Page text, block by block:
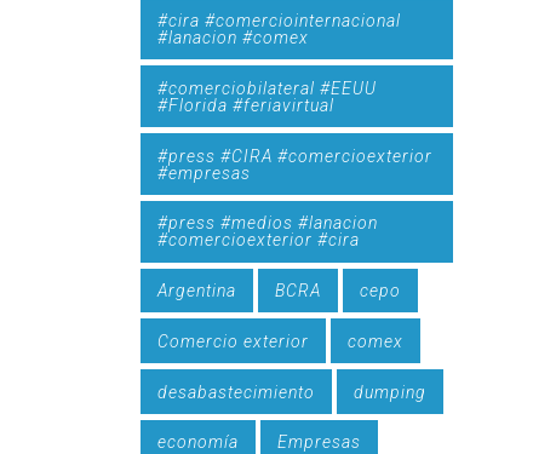
#cira #comerciointernacional
#lanacion #comex
#comerciobilateral #EEUU
#Florida #feriavirtual
#press #CIRA #comercioexterior
#empresas
#press #medios #lanacion
#comercioexterior #cira
Argentina BCRA cepo
Comercio exterior comex
desabastecimiento dumping
economía Empresas